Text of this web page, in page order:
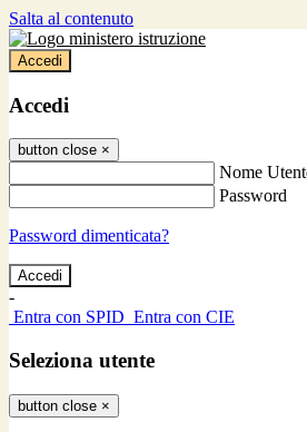
Salta al contenuto
Accedi
Accedi
button close ×
Nome
Password
Password dimenticata?
-
Entra con SPID Entra con CIE
Seleziona utente
button close ×